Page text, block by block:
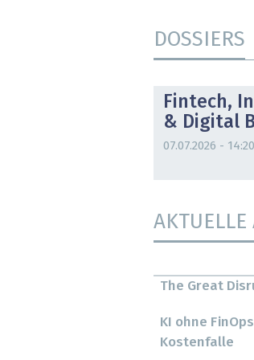
DOSSIERS
Fintech,
& Digital
07.07.2026 -
AKTUELLE
The Great
KI ohne
Kostenfalle